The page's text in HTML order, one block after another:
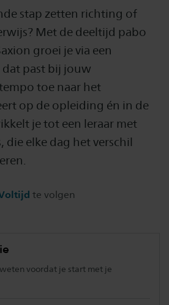
stap zetten richting of
Met de deeltijd pabo
groei je via een
past bij jouw
toe naar het
op de opleiding én in de
je tot een leraar met
die elke dag het verschil
te volgen
voordat je start met je